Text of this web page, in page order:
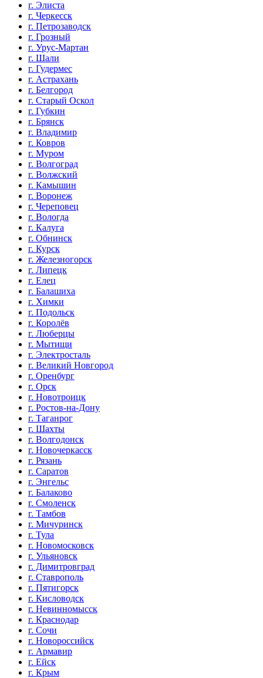
г. Элиста
г. Черкесск
г. Петрозаводск
г. Грозный
г. Урус-Мартан
г. Шали
г. Гудермес
г. Астрахань
г. Белгород
г. Старый Оскол
г. Губкин
г. Брянск
г. Владимир
г. Ковров
г. Муром
г. Волгоград
г. Волжский
г. Камышин
г. Воронеж
г. Череповец
г. Вологда
г. Калуга
г. Обнинск
г. Курск
г. Железногорск
г. Липецк
г. Елец
г. Балашиха
г. Химки
г. Подольск
г. Королёв
г. Люберцы
г. Мытищи
г. Электросталь
г. Великий Новгород
г. Оренбург
г. Орск
г. Новотроицк
г. Ростов-на-Дону
г. Таганрог
г. Шахты
г. Волгодонск
г. Новочеркасск
г. Рязань
г. Саратов
г. Энгельс
г. Балаково
г. Смоленск
г. Тамбов
г. Мичуринск
г. Тула
г. Новомосковск
г. Ульяновск
г. Димитровград
г. Ставрополь
г. Пятигорск
г. Кисловодск
г. Невинномысск
г. Краснодар
г. Сочи
г. Новороссийск
г. Армавир
г. Ейск
г. Крым